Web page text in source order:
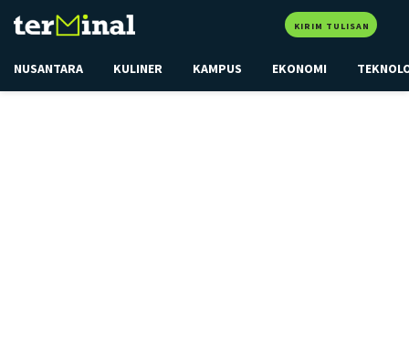
KIRIM TULISAN
NUSANTARA KULINER KAMPUS EKONOMI